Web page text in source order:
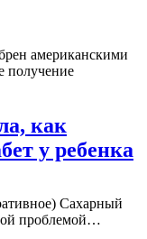
американскими
получение
как
у ребенка
Сахарный
проблемой…